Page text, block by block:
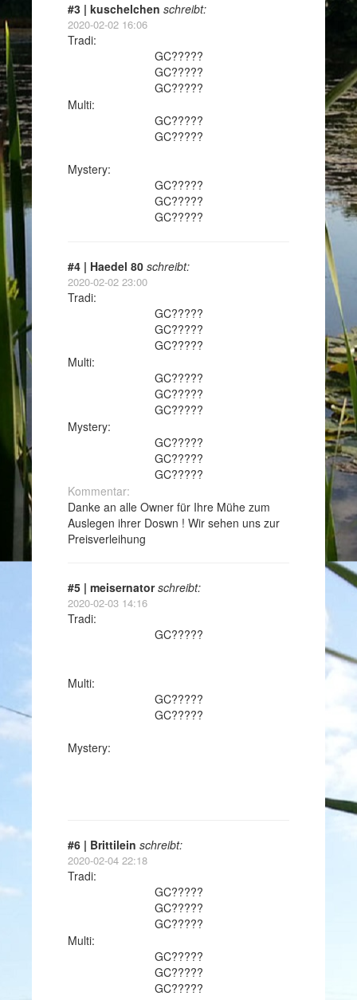
#3 | kuschelchen schreibt:
2020-02-02 16:06
Tradi:
GC?????
GC?????
GC?????
Multi:
GC?????
GC?????
Mystery:
GC?????
GC?????
GC?????
#4 | Haedel 80 schreibt:
2020-02-02 23:00
Tradi:
GC?????
GC?????
GC?????
Multi:
GC?????
GC?????
GC?????
Mystery:
GC?????
GC?????
GC?????
Kommentar:
Danke an alle Owner für Ihre Mühe zum
Auslegen ihrer Doswn ! Wir sehen uns zur
Preisverleihung
#5 | meisernatorschreibt:
2020-02-03 14:16
Tradi:
GC?????
Multi:
GC?????
GC?????
Mystery:
#6 | Brittilein schreibt:
2020-02-04 22:18
Tradi:
GC?????
GC?????
GC?????
Multi:
GC?????
GC?????
GC?????